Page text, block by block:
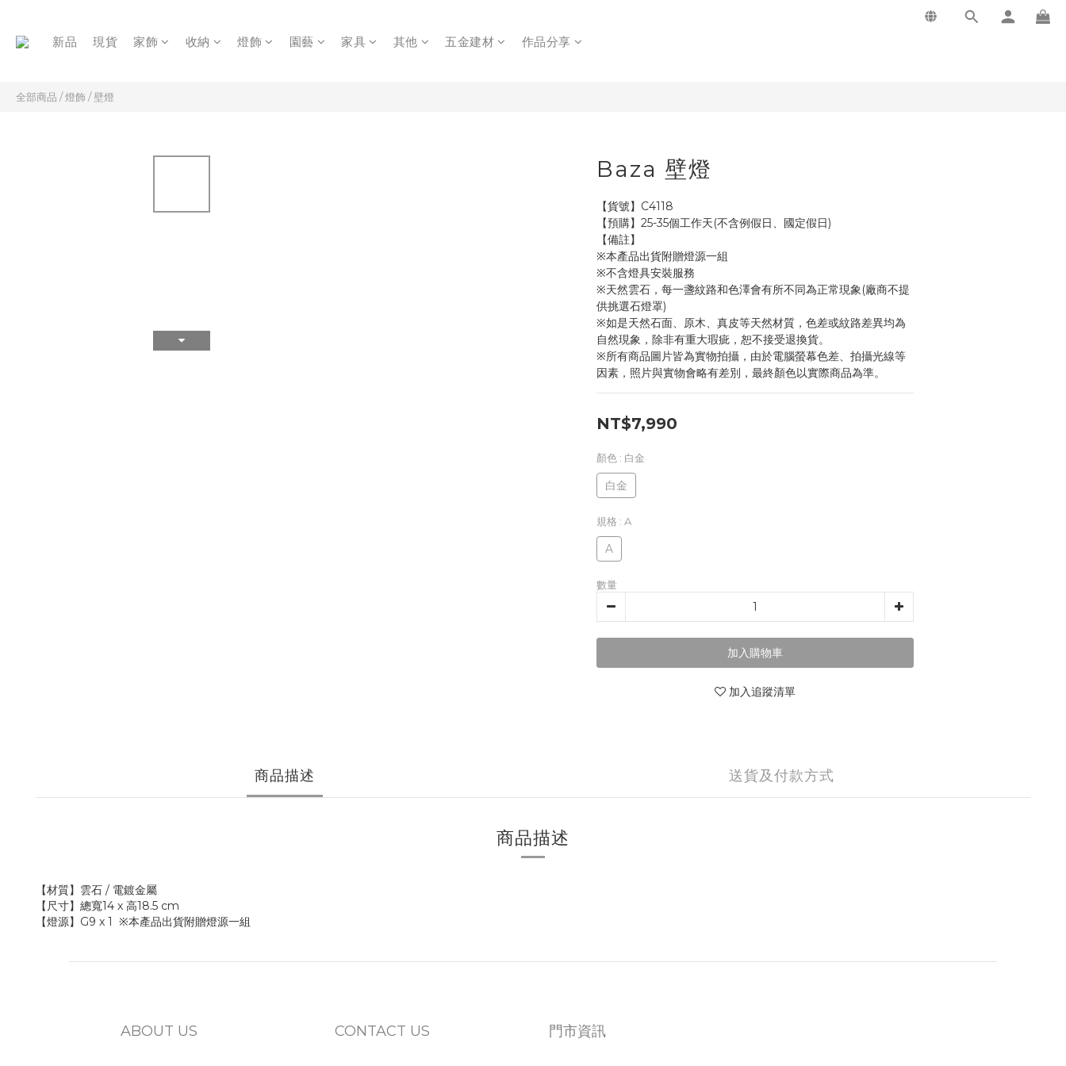
新品 現貨 家飾 收納 燈飾 園藝 家具 其他 五金建材 作品分享
全部商品 /燈飾 /壁燈
Baza 壁燈
【貨號】C4118
【預購】25-35個工作天(不含例假日、國定假日)
【備註】
※本產品出貨附贈燈源一組
※不含燈具安裝服務
※天然雲石，每一盞紋路和色澤會有所不同為正常現象(廠商不提
供挑選石燈罩)
※如是天然石面、原木、真皮等天然材質，色差或紋路差異均為
自然現象，除非有重大瑕疵，恕不接受退換貨。
※所有商品圖片皆為實物拍攝，由於電腦螢幕色差、拍攝光線等
因素，照片與實物會略有差別，最終顏色以實際商品為準。
NT$7,990
顏色 : 白金
白金
規格 : A
A
數量
加入購物車
加入追蹤清單
商品描述 送貨及付款方式
商品描述
【材質】雲石 / 電鍍金屬
【尺寸】總寬14 x 高18.5 cm
【燈源】G9 x 1 ※本產品出貨附贈燈源一組
ABOUT US CONTACT US 門市資訊